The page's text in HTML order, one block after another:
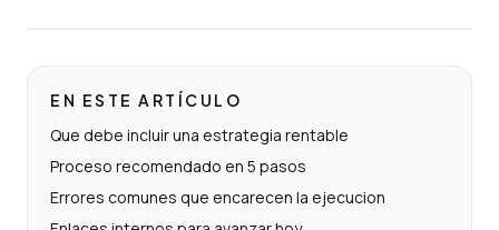
EN ESTE ARTÍCULO
Que debe incluir una estrategia rentable
Proceso recomendado en 5 pasos
Errores comunes que encarecen la ejecucion